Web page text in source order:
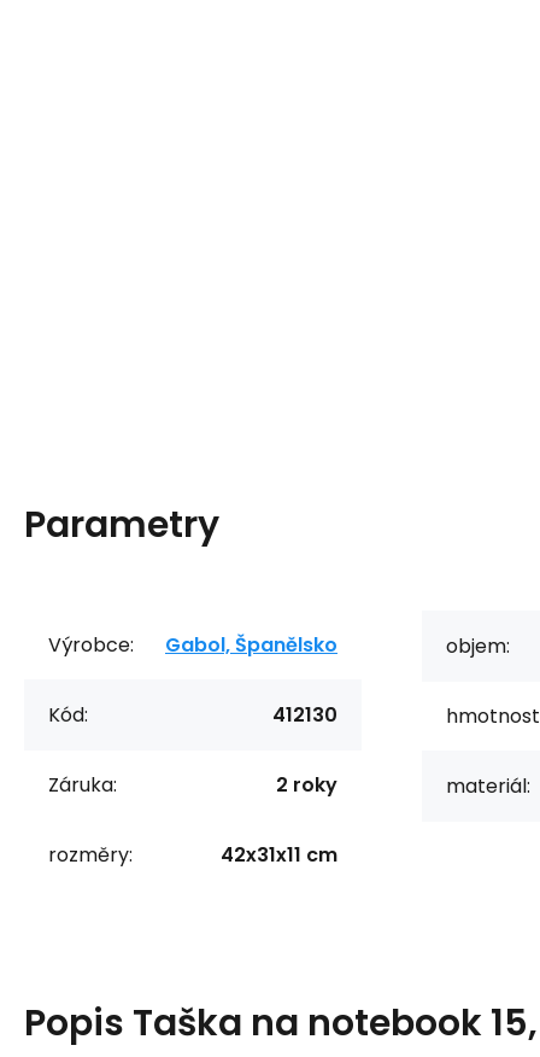
Parametry
Výrobce: Gabol, Španělsko
Kód: 412130
Záruka: 2 roky
rozměry: 42x31x11 cm
objem:
materiál:
Popis Taška na notebook